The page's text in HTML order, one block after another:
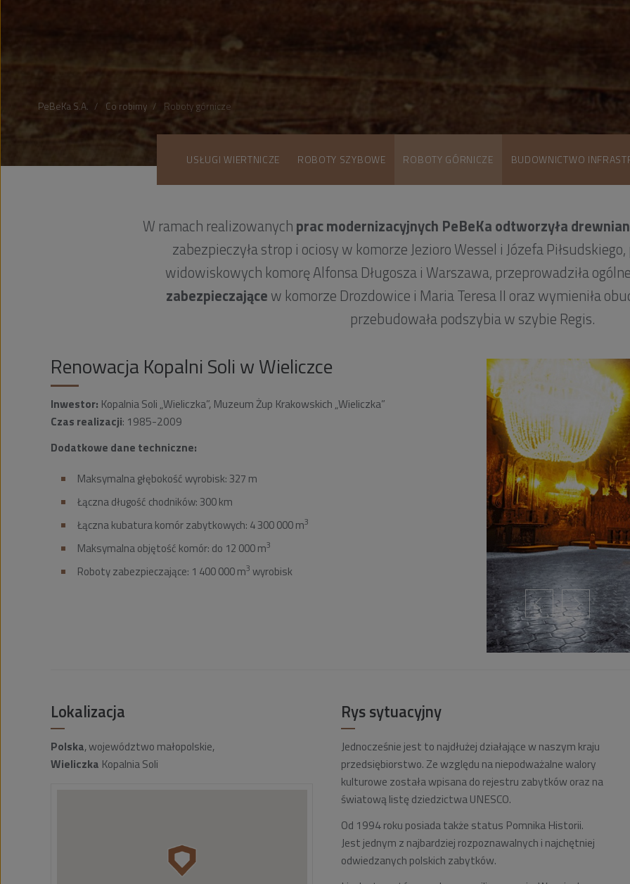
PeBeKa S.A. Co robimy Roboty górnicze
USŁUGI WIERTNICZE ROBOTY SZYBOWE ROBOTY GÓRNICZE BUDOWNICTWO
W ramach realizowanychprac modernizacyjnych PeBeKa odtworzyła
zabezpieczyła strop i ociosy w komorze Jezioro Wessel i Józefa
widowiskowych komorę Alfonsa Długosza i Warszawa, przeprowadziła
zabezpieczającew komorze Drozdowice i Maria Teresa II oraz wymieniła
przebudowała podszybia w szybie Regis.
Renowacja Kopalni Soli w Wieliczce
Inwestor: Kopalnia Soli „Wieliczka”, Muzeum Żup Krakowskich „Wieliczka”
Czas realizacji: 1985-2009
Dodatkowe dane techniczne:
Maksymalna głębokość wyrobisk: 327 m
Łączna długość chodników: 300 km
Łączna kubatura komór zabytkowych: 4 300 000 m3
Maksymalna objętość komór: do 12 000 m3
Roboty zabezpieczające: 1 400 000 m3 wyrobisk
Lokalizacja
Polska, województwo małopolskie,
Wieliczka Kopalnia Soli
Rys sytuacyjny
Jednocześnie jest to najdłużej działające w naszym kraju
przedsiębiorstwo. Ze względu na niepodważalne walory
kulturowe została wpisana do rejestru zabytków oraz na
światową listę dziedzictwa UNESCO.
Od 1994 roku posiada także status Pomnika Historii.
Jest jednym z najbardziej rozpoznawalnych i najchętniej
odwiedzanych polskich zabytków.